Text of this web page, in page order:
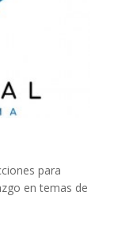
para
en temas de